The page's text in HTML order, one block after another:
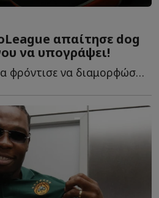
απαίτησε dog
να υπογράψει!
Με κάθε λεπτομέρεια φρόντισε να διαμορφώσει τις συνθήκες τ...